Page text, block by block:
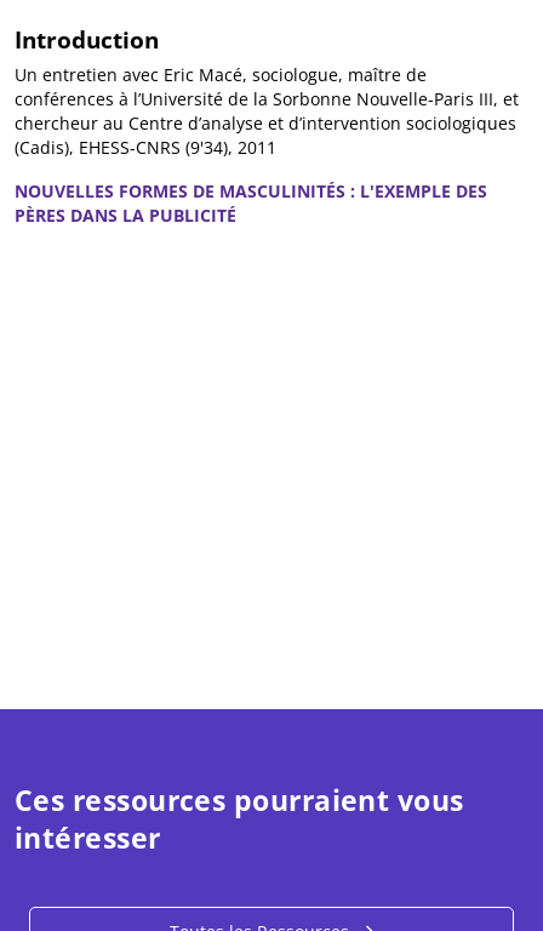
Introduction
Un entretien avec Eric Macé, sociologue, maître de
conférences à l’Université de la Sorbonne Nouvelle-Paris III, et
chercheur au Centre d’analyse et d’intervention sociologiques
(Cadis), EHESS-CNRS (9'34), 2011
NOUVELLES FORMES DE MASCULINITÉS : L'EXEMPLE DES
PÈRES DANS LA PUBLICITÉ
Ces ressources pourraient vous
intéresser